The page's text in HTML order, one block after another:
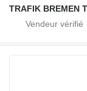
TRAFIK BREMEN